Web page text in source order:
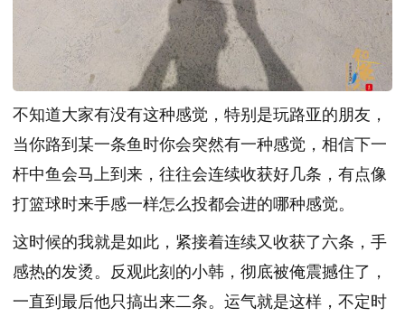
不知道大家有没有这种感觉，特别是玩路亚的朋友，
当你路到某一条鱼时你会突然有一种感觉，相信下一
杆中鱼会马上到来，往往会连续收获好几条，有点像
打篮球时来手感一样怎么投都会进的哪种感觉。
这时候的我就是如此，紧接着连续又收获了六条，手
感热的发烫。反观此刻的小韩，彻底被俺震撼住了，
一直到最后他只搞出来二条。运气就是这样，不定时